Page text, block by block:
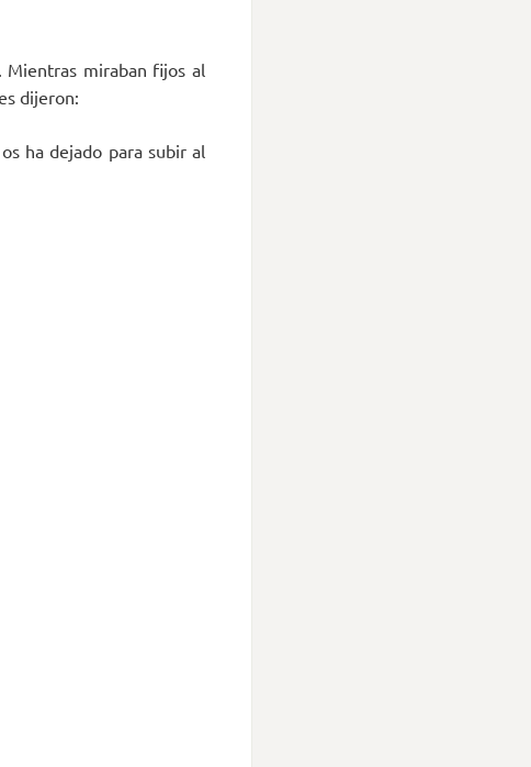
miraban fijos al
dijeron:
ha dejado para subir al